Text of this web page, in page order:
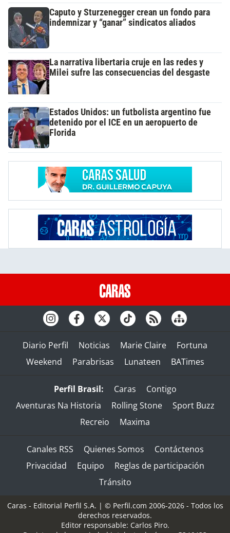
Caputo y Sturzenegger crean un fondo para
indemnizar y “ganar” sindicatos aliados
La narrativa libertaria cruje en las redes y
Milei sufre las consecuencias del desgaste
Estados Unidos: un futbolista argentino fue
detenido por el ICE en un aeropuerto de
Florida
Diario Perfil Noticias Marie Claire
Fortuna
Weekend
Parabrisas Lunateen BATimes
Perfil Brasil: Caras
Contigo
Aventuras Na Historia
Rolling Stone
Sport Buzz
Recreio
Maxima
Canales RSS Quienes Somos
Contáctenos
Privacidad
Equipo
Reglas de participación
Tránsito
Caras - Editorial Perfil S.A. | © Perfil.com 2006-2026 - Todos los
derechos reservados.
Editor responsable: Carlos Piro.